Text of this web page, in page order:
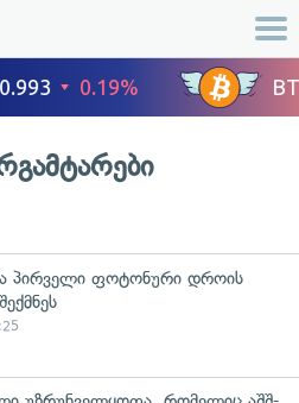
პირველი ფოტონური დროის